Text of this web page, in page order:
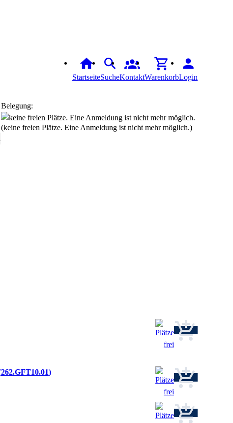
StartseiteSucheKontaktWarenkorbLogin
Belegung:
(keine freien Plätze. Eine Anmeldung ist nicht mehr möglich.)
262.GFT10.01